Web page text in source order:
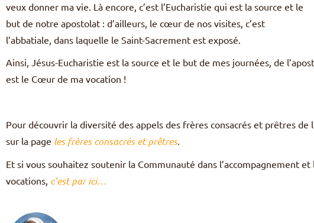
veux donner ma vie. Là encore, c’est l’Eucharistie qui est la source et le
but de notre apostolat : d’ailleurs, le cœur de nos visites, c’est
l’abbatiale, dans laquelle le Saint-Sacrement est exposé.
Ainsi, Jésus-Eucharistie est la source et le but de mes journées, de
est le Cœur de ma vocation !
Pour découvrir la diversité des appels des frères consacrés et prêtres de
sur la page les frères consacrés et prêtres.
Et si vous souhaitez soutenir la Communauté dans l’accompagnement
vocations, c’est par ici…